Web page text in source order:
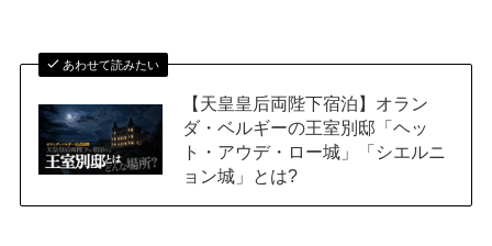
あわせて読みたい
【天皇皇后両陛下宿泊】オラン
ダ・ベルギーの王室別邸「ヘッ
ト・アウデ・ロー城」「シエルニ
ョン城」とは?